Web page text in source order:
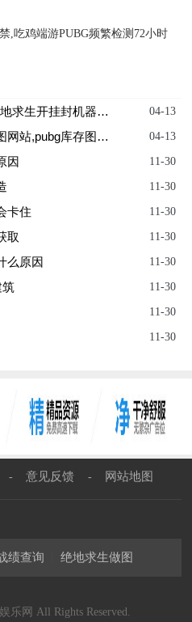
,吃鸡端游PUBG频繁检测72小时
04-13
器码自动解除要多久时间
04-13
库存图制作网站工具
11-30
因
11-30
11-30
卡住
11-30
取
11-30
么原因
11-30
筑
11-30
11-30
- 意见反馈 - 网站地图
绩查询 绝地求生做图
乐网 All Rights Reserved.